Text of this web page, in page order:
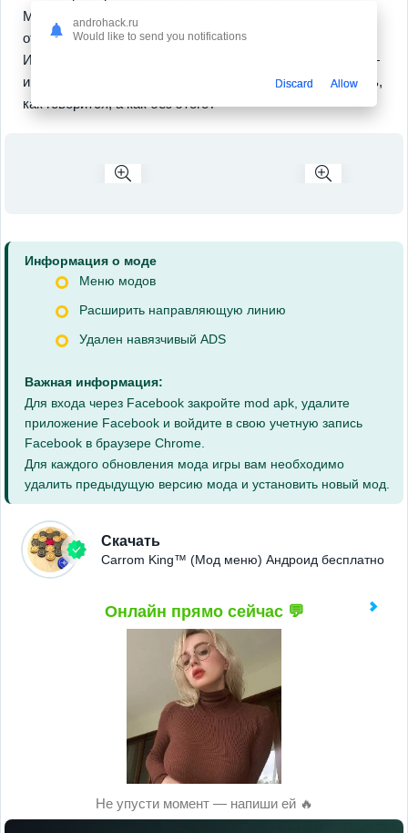
Метапрогрессия? Она тоже здесь — прокачивайся и
открывай новые перки, чтобы стать королем каррома.
Играйте через разные сезоны, даже участвуя офлайн —
и без тени сомнения, попробуй вернуться ещё раз. Ведь,
как говорится, а как без этого?
Информация о моде
Меню модов
Расширить направляющую линию
Удален навязчивый ADS
Важная информация:
Для входа через Facebook закройте mod apk, удалите
приложение Facebook и войдите в свою учетную запись
Facebook в браузере Chrome.
Для каждого обновления мода игры вам необходимо
удалить предыдущую версию мода и установить новый мод.
Скачать
Carrom King™ (Мод меню) Андроид бесплатно
Онлайн прямо сейчас 💬
Не упусти момент — напиши ей 🔥
androhack.ru
Would like to send you notifications
Discard Allow